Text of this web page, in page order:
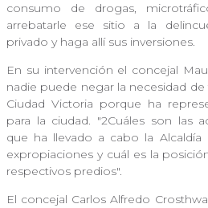
consumo de drogas,
arrebatarle ese sitio a la
privado y haga allí sus inversiones.
En su intervención el concejal
nadie puede negar la necesidad
Ciudad Victoria porque ha
para la ciudad. "2Cuáles son las
que ha llevado a cabo la Alcaldía
expropiaciones y cuál es la
respectivos predios".
El concejal Carlos Alfredo